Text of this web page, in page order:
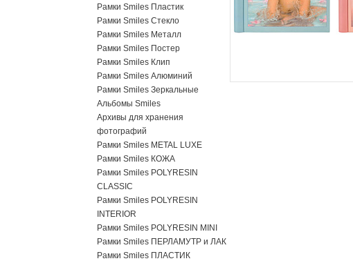
Рамки Smiles Пластик
Рамки Smiles Стекло
Рамки Smiles Металл
Рамки Smiles Постер
Рамки Smiles Клип
Рамки Smiles Алюминий
Рамки Smiles Зеркальные
Альбомы Smiles
Архивы для хранения
фотографий
Рамки Smiles METAL LUXE
Рамки Smiles КОЖА
Рамки Smiles POLYRESIN
CLASSIC
Рамки Smiles POLYRESIN
INTERIOR
Рамки Smiles POLYRESIN MINI
Рамки Smiles ПЕРЛАМУТР и ЛАК
Рамки Smiles ПЛАСТИК